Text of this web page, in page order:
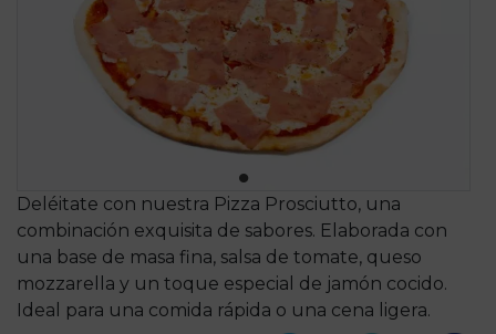
Deléitate con nuestra Pizza Prosciutto, una
combinación exquisita de sabores. Elaborada con
una base de masa fina, salsa de tomate, queso
mozzarella y un toque especial de jamón cocido.
Ideal para una comida rápida o una cena ligera.